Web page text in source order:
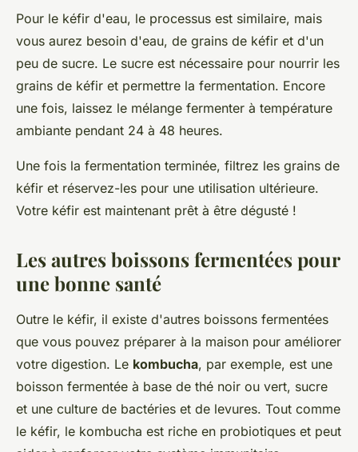
Pour le kéfir d'eau, le processus est similaire, mais
vous aurez besoin d'eau, de grains de kéfir et d'un
peu de sucre. Le sucre est nécessaire pour nourrir les
grains de kéfir et permettre la fermentation. Encore
une fois, laissez le mélange fermenter à température
ambiante pendant 24 à 48 heures.
Une fois la fermentation terminée, filtrez les grains de
kéfir et réservez-les pour une utilisation ultérieure.
Votre kéfir est maintenant prêt à être dégusté !
Les autres boissons fermentées pour
une bonne santé
Outre le kéfir, il existe d'autres boissons fermentées
que vous pouvez préparer à la maison pour améliorer
votre digestion. Le kombucha, par exemple, est une
boisson fermentée à base de thé noir ou vert, sucre
et une culture de bactéries et de levures. Tout comme
le kéfir, le kombucha est riche en probiotiques et peut